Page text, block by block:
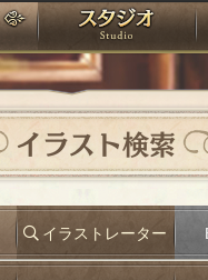
アトリエ
イラスト検索
イラストレーター